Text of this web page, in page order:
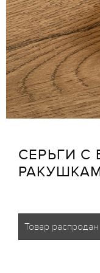
СЕРЬГИ
Товар распродан